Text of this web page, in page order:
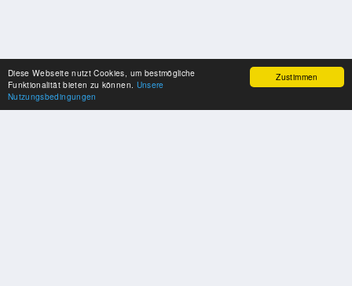
Zustimmen
Diese Webseite nutzt Cookies, um bestmögliche
Funktionalität bieten zu können. Unsere
Nutzungsbedingungen